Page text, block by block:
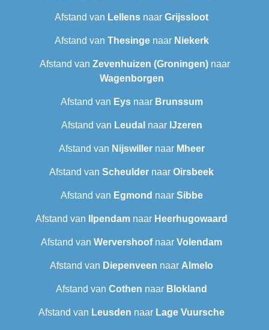
Afstand van Lellens naar Grijssloot
Afstand van Thesingenaar Niekerk
Afstand van Zevenhuizen (Groningen)naar
Wagenborgen
Afstand van Eysnaar Brunssum
Afstand van Leudal‎ naar IJzeren
Afstand van Nijswillernaar Mheer
Afstand van Scheulder naar Oirsbeek
Afstand van Egmond naar Sibbe
Afstand van Ilpendam naar Heerhugowaard
Afstand van Wervershoofnaar Volendam
Afstand van Diepenveen naar Almelo
Afstand van Cothen naar Blokland
Afstand van Leusden naar Lage Vuursche